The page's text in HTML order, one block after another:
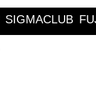
SIGMACLUB